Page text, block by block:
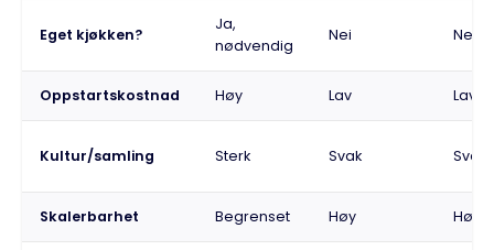
Eget kjøkken?
Ja,
nødvendig
Nei Nei
Oppstartskostnad Høy Lav Lav
Kultur/samling Sterk Svak Svak
Skalerbarhet Begrenset Høy Høy